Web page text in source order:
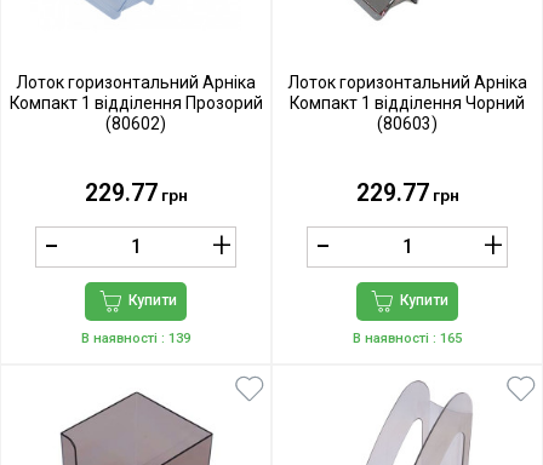
Лоток горизонтальний Арніка
Компакт 1 відділення Прозорий
(80602)
229.77грн
Купити
В наявності : 139
Лоток горизонтальний Арніка
Компакт 1 відділення Чорний
(80603)
229.77грн
Купити
В наявності : 165